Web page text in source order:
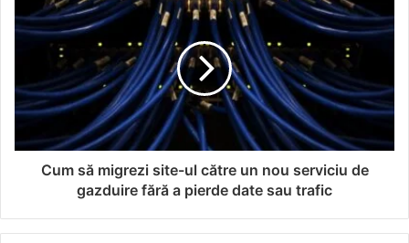
Dispersie uniformă a pigmenților
Vâscozitate controlată
Rezistență la fisuri și tensiune termică
Am testat o formulă de vopsea auto cu adăugare de
alginat, iar defectele de suprafață au scăzut cu peste
12% – chiar și colegii s-au mirat!
Fabricarea alimentelor și siguranță
alimentară
Cum să migrezi site-ul către un nou serviciu de
gazduire fără a pierde date sau trafic